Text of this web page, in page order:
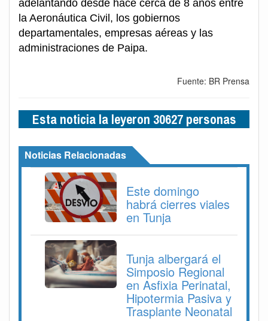
adelantando desde hace cerca de 8 años entre
la Aeronáutica Civil, los gobiernos
departamentales, empresas aéreas y las
administraciones de Paipa.
Fuente: BR Prensa
Esta noticia la leyeron 30627 personas
Noticias Relacionadas
Este domingo
habrá cierres viales
en Tunja
Tunja albergará el
Simposio Regional
en Asfixia Perinatal,
Hipotermia Pasiva y
Trasplante Neonatal